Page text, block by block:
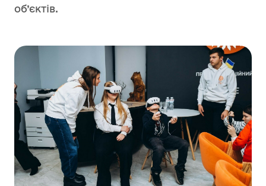
об’єктів.